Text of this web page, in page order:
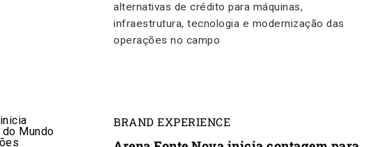
alternativas de crédito para máquinas,
infraestrutura, tecnologia e modernização das
operações no campo
BRAND EXPERIENCE